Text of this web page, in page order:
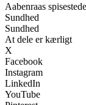
Aabenraas
Sundhed
Sundhed
At dele er kærligt
X
Facebook
Instagram
LinkedIn
YouTube